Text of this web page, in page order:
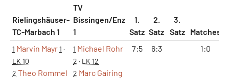
Rielingshäuser-
TC-Marbach 1
TV
Bissingen/Enz
1
1.
Satz
2.
Satz
3.
Satz
Matches
1 Marvin Mayr1 ·
LK 10
2 Theo Rommel
1 Michael Rohr
2 · LK 12
2 Marc Gairing
7:5 6:3 1:0